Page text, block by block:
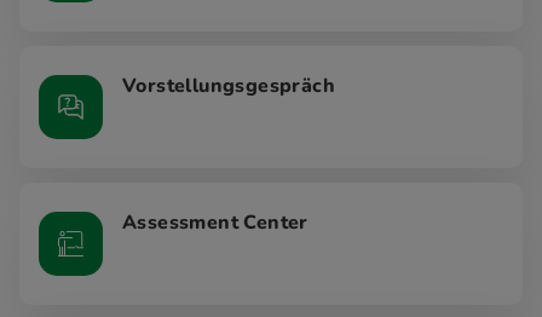
Vorstellungsgespräch
Assessment Center